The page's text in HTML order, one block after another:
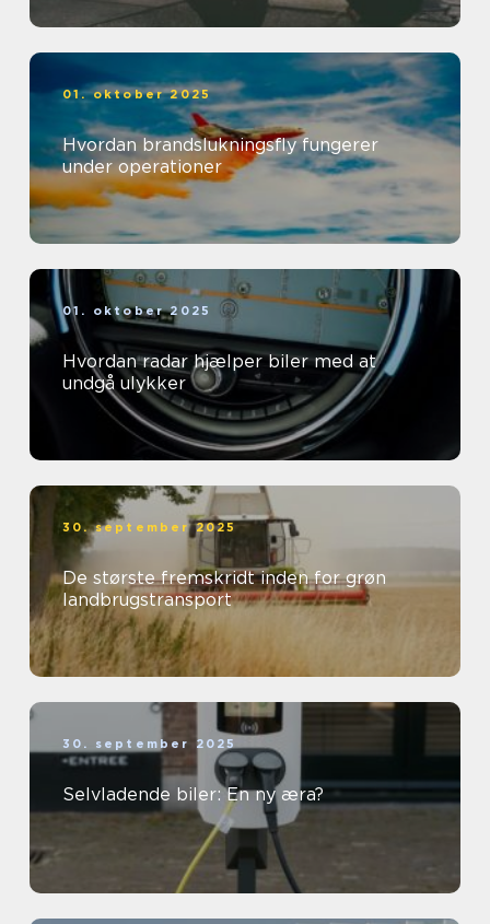
01. oktober 2025
Hvordan brandslukningsfly fungerer
under operationer
01. oktober 2025
Hvordan radar hjælper biler med at
undgå ulykker
30. september 2025
De største fremskridt inden for grøn
landbrugstransport
30. september 2025
Selvladende biler: En ny æra?